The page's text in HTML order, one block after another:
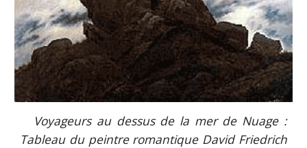
Voyageurs au dessus de la mer de Nuage :
Tableau du peintre romantique David Friedrich